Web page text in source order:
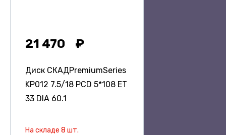
21 470
Диск СКАДPremiumSeries
KP012 7.5/18 PCD 5*108 ET
33 DIA 60.1
На складе 8 шт.